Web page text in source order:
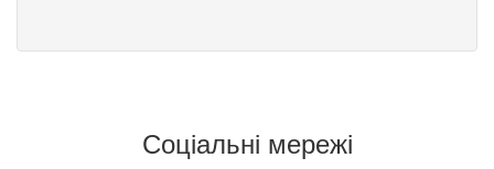
Соціальні мережі